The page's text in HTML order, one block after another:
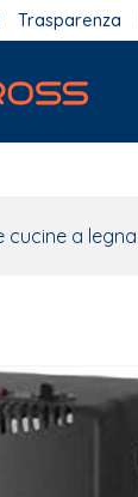
Trasparenza
cucine a legna